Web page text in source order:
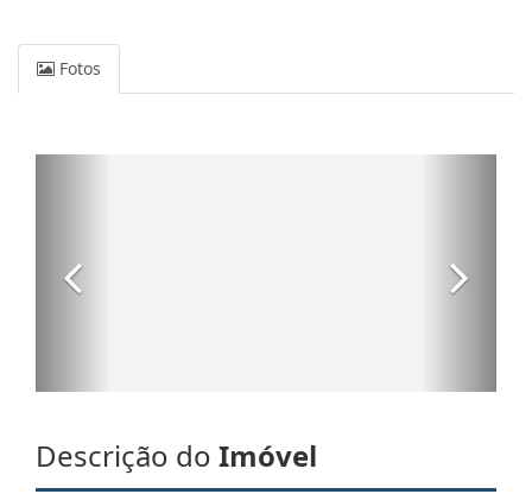
Fotos
Descrição do Imóvel